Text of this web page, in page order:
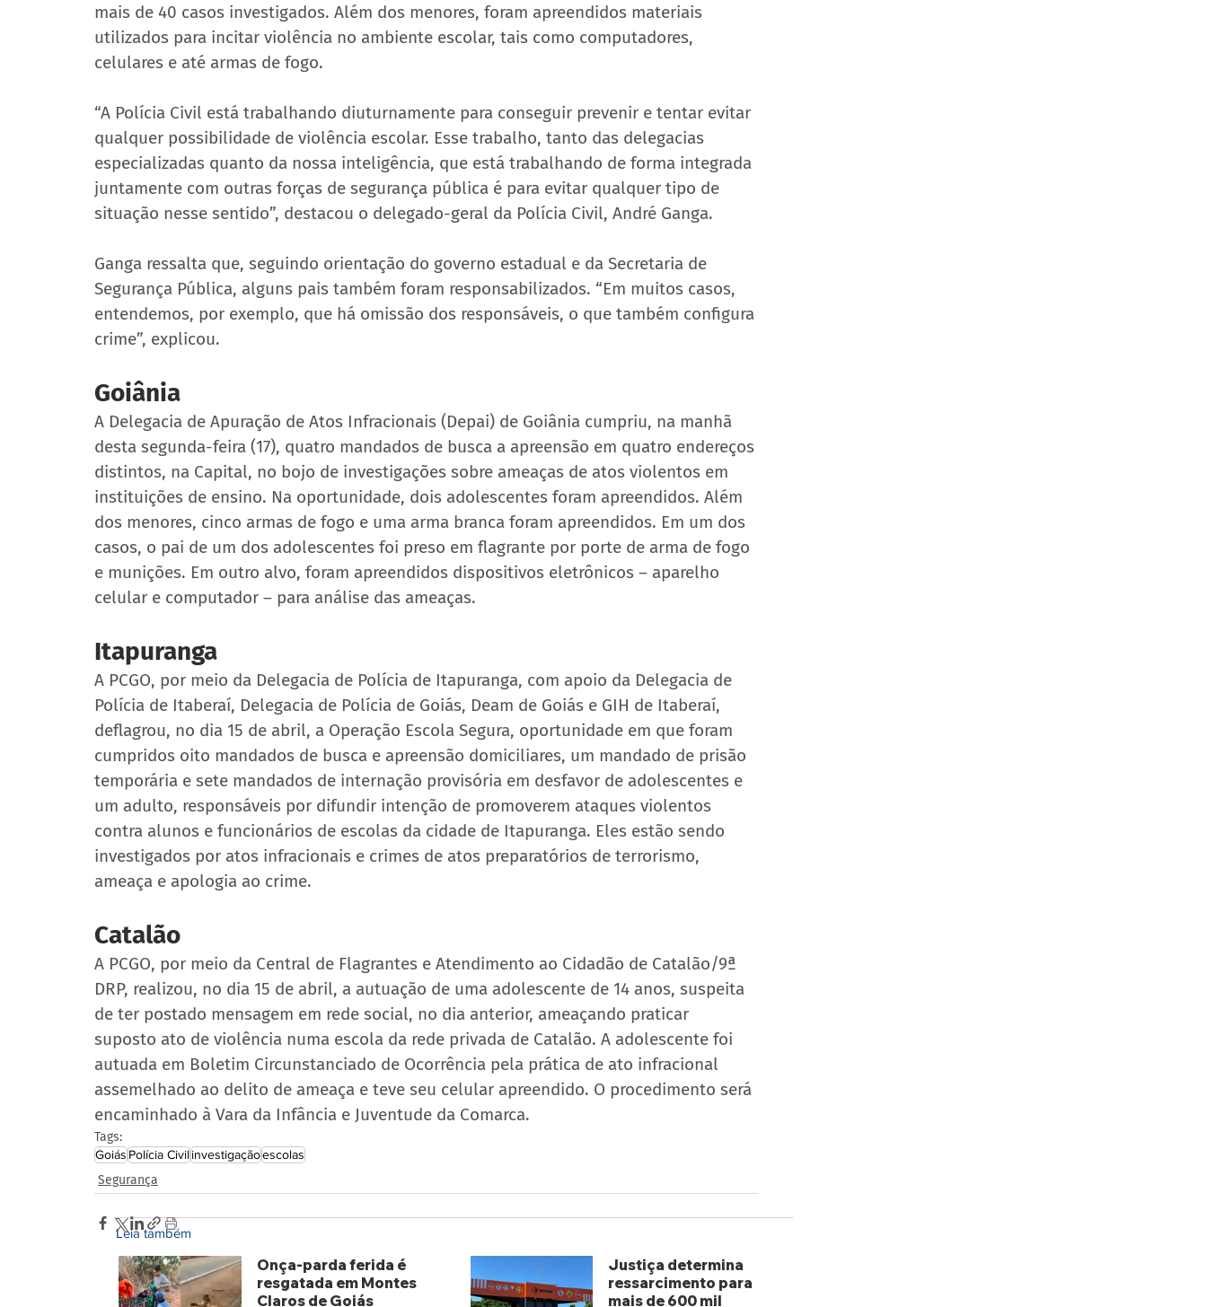
mais de 40 casos investigados. Além dos menores, foram apreendidos materiais
utilizados para incitar violência no ambiente escolar, tais como computadores,
celulares e até armas de fogo.
“A Polícia Civil está trabalhando diuturnamente para conseguir prevenir e tentar evitar
qualquer possibilidade de violência escolar. Esse trabalho, tanto das delegacias
especializadas quanto da nossa inteligência, que está trabalhando de forma integrada
juntamente com outras forças de segurança pública é para evitar qualquer tipo de
situação nesse sentido”, destacou o delegado-geral da Polícia Civil, André Ganga.
Ganga ressalta que, seguindo orientação do governo estadual e da Secretaria de
Segurança Pública, alguns pais também foram responsabilizados. “Em muitos casos,
entendemos, por exemplo, que há omissão dos responsáveis, o que também configura
crime”, explicou.
Goiânia
A Delegacia de Apuração de Atos Infracionais (Depai) de Goiânia cumpriu, na manhã
desta segunda-feira (17), quatro mandados de busca a apreensão em quatro endereços
distintos, na Capital, no bojo de investigações sobre ameaças de atos violentos em
instituições de ensino. Na oportunidade, dois adolescentes foram apreendidos. Além
dos menores, cinco armas de fogo e uma arma branca foram apreendidos. Em um dos
casos, o pai de um dos adolescentes foi preso em flagrante por porte de arma de fogo
e munições. Em outro alvo, foram apreendidos dispositivos eletrônicos – aparelho
celular e computador – para análise das ameaças.
Itapuranga
A PCGO, por meio da Delegacia de Polícia de Itapuranga, com apoio da Delegacia de
Polícia de Itaberaí, Delegacia de Polícia de Goiás, Deam de Goiás e GIH de Itaberaí,
deflagrou, no dia 15 de abril, a Operação Escola Segura, oportunidade em que foram
cumpridos oito mandados de busca e apreensão domiciliares, um mandado de prisão
temporária e sete mandados de internação provisória em desfavor de adolescentes e
um adulto, responsáveis por difundir intenção de promoverem ataques violentos
contra alunos e funcionários de escolas da cidade de Itapuranga. Eles estão sendo
investigados por atos infracionais e crimes de atos preparatórios de terrorismo,
ameaça e apologia ao crime.
Catalão
A PCGO, por meio da Central de Flagrantes e Atendimento ao Cidadão de Catalão/9ª
DRP, realizou, no dia 15 de abril, a autuação de uma adolescente de 14 anos, suspeita
de ter postado mensagem em rede social, no dia anterior, ameaçando praticar
suposto ato de violência numa escola da rede privada de Catalão. A adolescente foi
autuada em Boletim Circunstanciado de Ocorrência pela prática de ato infracional
assemelhado ao delito de ameaça e teve seu celular apreendido. O procedimento será
encaminhado à Vara da Infância e Juventude da Comarca.
Tags:
Goiás Polícia Civil investigaçãoescolas
Segurança
Leia também
Onça-parda ferida é
resgatada em Montes
Claros de Goiás
Justiça determina
ressarcimento para
mais de 600 mil